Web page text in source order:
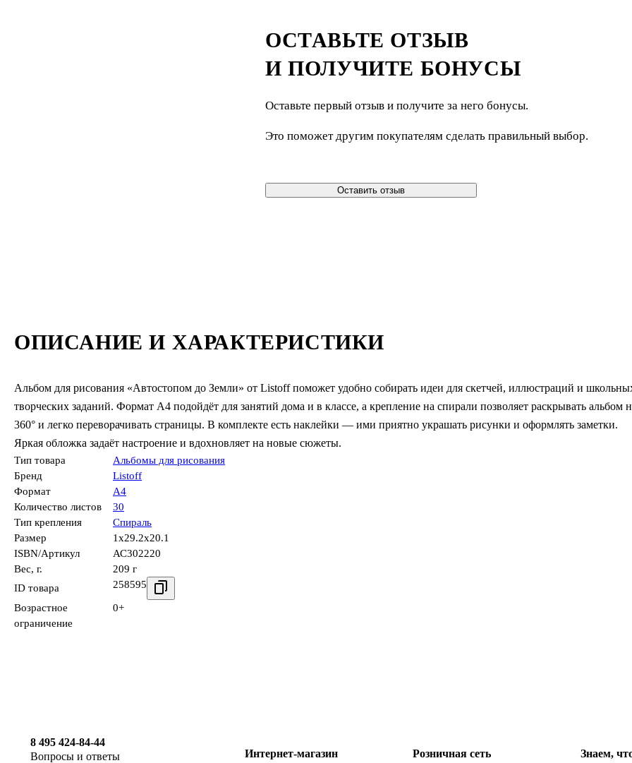
ОПИСАНИЕ И ХАРАКТЕРИСТИКИ
Альбом для рисования «Автостопом до Земли» от Listoff поможет удобно собирать идеи для скетчей, иллюстраций и
творческих заданий. Формат А4 подойдёт для занятий дома и в классе, а крепление на спирали позволяет раскрывать альбом
360° и легко переворачивать страницы. В комплекте есть наклейки — ими приятно украшать рисунки и оформлять заметки.
Яркая обложка задаёт настроение и вдохновляет на новые сюжеты.
Тип товара
Альбомы для рисования
Бренд
Listoff
Формат
А4
Количество листов
30
Тип крепления
Спираль
Размер
1x29.2x20.1
ISBN/Артикул
АС302220
Вес, г.
209 г
ID товара
258595
Возрастное
ограничение
0+
ОСТАВЬТЕ ОТЗЫВ
И ПОЛУЧИТЕ БОНУСЫ
Оставьте первый отзыв и получите за него бонусы.
Это поможет другим покупателям сделать правильный выбор.
Оставить отзыв
8 495 424-84-44
Вопросы и ответы
Интернет-магазин Розничная сеть Знаем,